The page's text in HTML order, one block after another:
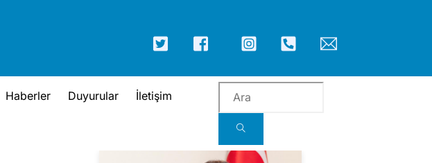
ICON
ICON
LABEL
ICON
ICON
ICON
Haberler Duyurular
İletişim